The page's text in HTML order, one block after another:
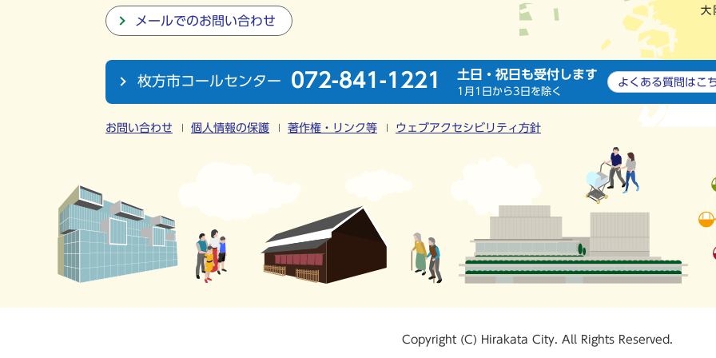
メールでのお問い合わせ
枚方市コールセンター 072-841-1221 土日・祝日も受付します
1月1日から3日を除く
よくある質問は こ
お問い合わせ 個人情報の保護 著作権・リンク等 ウェブアクセシビリティ方針
Copyright (C) Hirakata City. All Rights Reserved.